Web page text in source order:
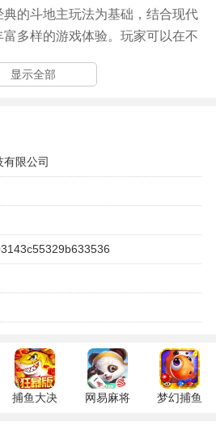
的斗地主玩法为基础，结合现代
多样的游戏体验。玩家可以在不
重用户体验，界面简洁明了，操
画风，角色形象栩栩如生，给玩家
置身于一个色彩斑斓的斗地主世
游戏，无需联网，极大地方便了玩
家中还是外出，都能轻松畅玩。
斗地主玩法增添了新的挑战，玩家
灵活应对对手的策略，提升了游戏
程和指导，帮助新手玩家快速理解
显示全部
限公司
捕鱼大决
网易麻将
梦幻捕鱼